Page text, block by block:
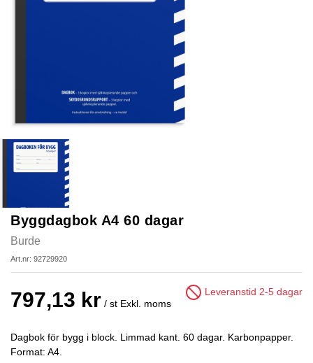
Byggdagbok A4 60 dagar
Burde
Art.nr: 92729920
797,13 kr / st Exkl. moms
Leveranstid 2-5 dagar
Dagbok för bygg i block. Limmad kant. 60 dagar. Karbonpapper.
Format: A4.